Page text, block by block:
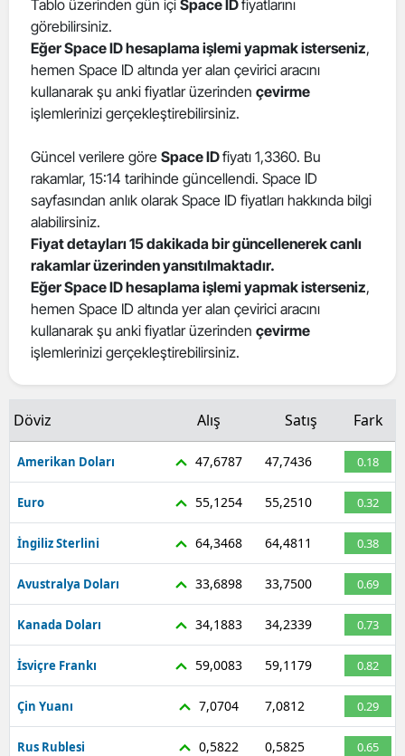
Tablo üzerinden gün içi Space IDfiyatlarını
görebilirsiniz.
Eğer Space ID hesaplama işlemi yapmak isterseniz,
hemen Space ID altında yer alan çevirici aracını
kullanarak şu anki fiyatlar üzerinden çevirme
işlemlerinizi gerçekleştirebilirsiniz.
Güncel verilere göre Space IDfiyatı 1,3360. Bu
rakamlar, 15:14 tarihinde güncellendi. Space ID
sayfasından anlık olarak Space ID fiyatları hakkında bilgi
alabilirsiniz.
Fiyat detayları 15 dakikada bir güncellenerek canlı
rakamlar üzerinden yansıtılmaktadır.
Eğer Space ID hesaplama işlemi yapmak isterseniz,
hemen Space ID altında yer alan çevirici aracını
kullanarak şu anki fiyatlar üzerinden çevirme
işlemlerinizi gerçekleştirebilirsiniz.
Döviz Alış Satış Fark
Amerikan Doları 47,6787 47,7436 0.18
Euro 55,1254 55,2510 0.32
İngiliz Sterlini 64,3468 64,4811 0.38
Avustralya Doları 33,6898 33,7500 0.69
Kanada Doları 34,1883 34,2339 0.73
İsviçre Frankı 59,0083 59,1179 0.82
Çin Yuanı 7,0704 7,0812 0.29
Rus Rublesi 0,5822 0,5825 0.65